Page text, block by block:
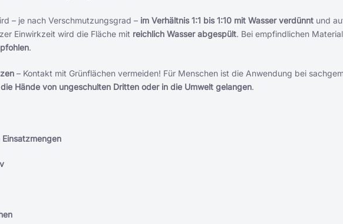
– je nach Verschmutzungsgrad – im Verhältnis 1:1 bis 1:10 mit Wasser verdünnt und
Einwirkzeit wird die Fläche mit reichlich Wasser abgespült. Bei empfindlichen
.
– Kontakt mit Grünflächen vermeiden! Für Menschen ist die Anwendung bei
Hände von ungeschulten Dritten oder in die Umwelt gelangen.